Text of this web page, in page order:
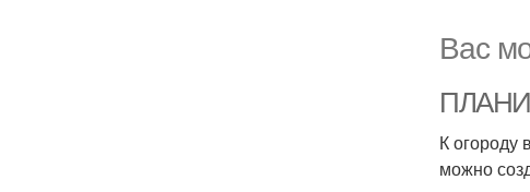
Вас
К огороду
можно